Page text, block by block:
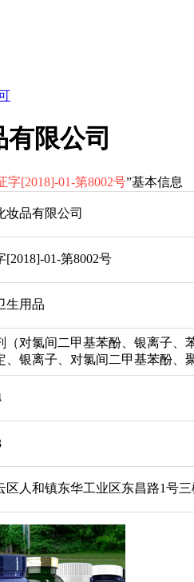
限公司
字[2018]-01-第8002号”基本信息
妆品有限公司
[2018]-01-第8002号
生用品
（对氯间二甲基苯酚、银离子、
、银离子、对氯间二甲基苯酚、
区人和镇东华工业区东昌路1号三